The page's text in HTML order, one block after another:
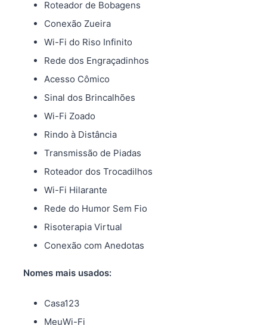
Roteador de Bobagens
Conexão Zueira
Wi-Fi do Riso Infinito
Rede dos Engraçadinhos
Acesso Cômico
Sinal dos Brincalhões
Wi-Fi Zoado
Rindo à Distância
Transmissão de Piadas
Roteador dos Trocadilhos
Wi-Fi Hilarante
Rede do Humor Sem Fio
Risoterapia Virtual
Conexão com Anedotas
Nomes mais usados:
Casa123
MeuWi-Fi